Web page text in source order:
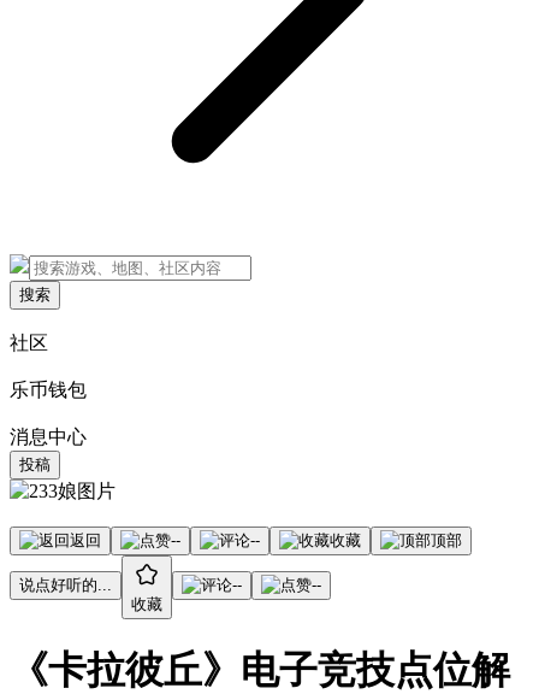
搜索
社区
乐币钱包
消息中心
投稿
返回 -- -- 收藏 顶部
说点好听的...
收藏
-- --
《卡拉彼丘》电子竞技点位解